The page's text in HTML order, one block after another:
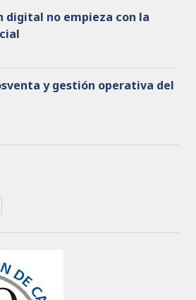
digital no empieza con la
y gestión operativa del